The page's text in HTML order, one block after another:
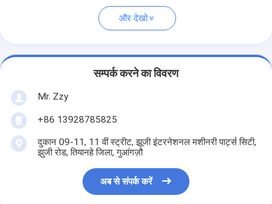
और देखो
सम्पर्क करने का विवरण
Mr. Zzy
+86 13928785825
दुकान 09-11, 11 वीं स्ट्रीट, झूजी इंटरनेशनल मशीनरी पार्ट्स सिटी,
झुजी रोड, तियानहे जिला, गुआंगज़ौ
अब से संपर्क करें